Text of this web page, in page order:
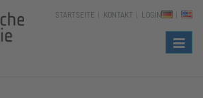
STARTSEITE KONTAKT LOGIN